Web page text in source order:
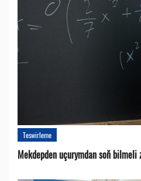
Teswirleme
Mekdepden uçurymdan soň